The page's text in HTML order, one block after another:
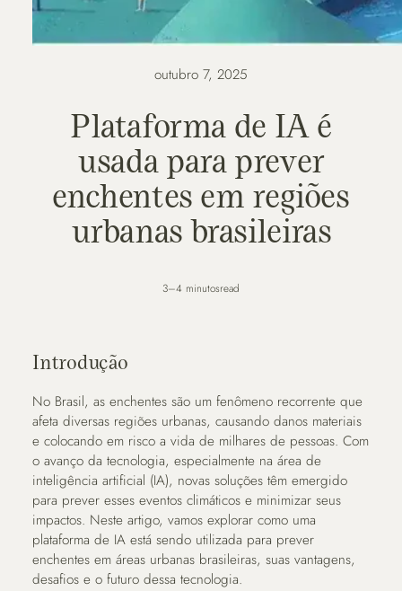
outubro 7, 2025
Plataforma de IA é
usada para prever
enchentes em regiões
urbanas brasileiras
3–4 minutosread
Introdução
No Brasil, as enchentes são um fenômeno recorrente que
afeta diversas regiões urbanas, causando danos materiais
e colocando em risco a vida de milhares de pessoas. Com
o avanço da tecnologia, especialmente na área de
inteligência artificial (IA), novas soluções têm emergido
para prever esses eventos climáticos e minimizar seus
impactos. Neste artigo, vamos explorar como uma
plataforma de IA está sendo utilizada para prever
enchentes em áreas urbanas brasileiras, suas vantagens,
desafios e o futuro dessa tecnologia.